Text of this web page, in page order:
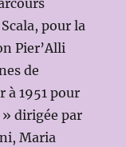
pour la
Pier’Alli
de
à 1951 pour
dirigée par
Maria